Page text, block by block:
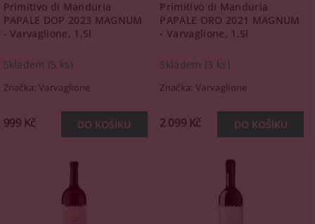
Primitivo di Manduria
PAPALE DOP 2023 MAGNUM
- Varvaglione, 1,5l
Skladem (5 ks)
Značka:Varvaglione
999 Kč
Primitivo di Manduria
PAPALE ORO 2021 MAGNUM
- Varvaglione, 1,5l
Skladem (3 ks)
Značka: Varvaglione
2 099 Kč